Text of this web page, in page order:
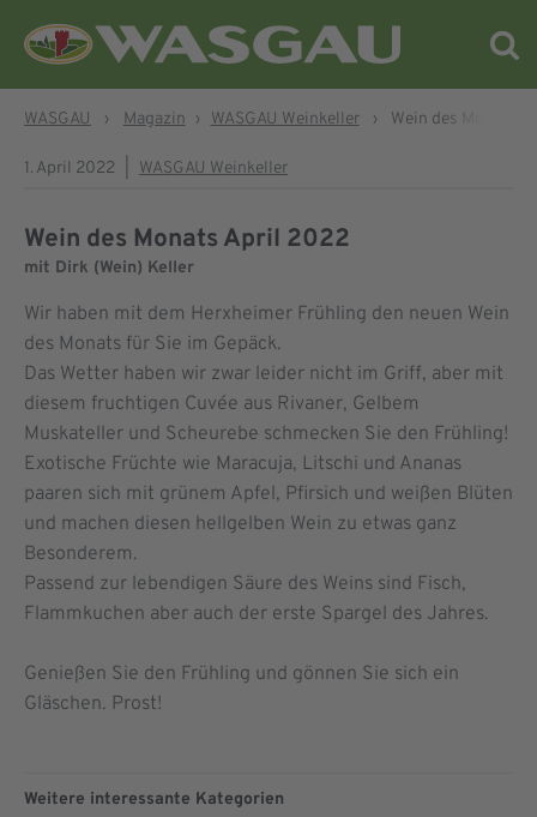
WASGAU › Magazin › WASGAU Weinkeller › Wein des Monats
1. April 2022 WASGAU Weinkeller
Wein des Monats April 2022
mit Dirk (Wein) Keller
Wir haben mit dem Herxheimer Frühling den neuen Wein
des Monats für Sie im Gepäck.
Das Wetter haben wir zwar leider nicht im Griff, aber mit
diesem fruchtigen Cuvée aus Rivaner, Gelbem
Muskateller und Scheurebe schmecken Sie den Frühling!
Exotische Früchte wie Maracuja, Litschi und Ananas
paaren sich mit grünem Apfel, Pfirsich und weißen Blüten
und machen diesen hellgelben Wein zu etwas ganz
Besonderem.
Passend zur lebendigen Säure des Weins sind Fisch,
Flammkuchen aber auch der erste Spargel des Jahres.
Genießen Sie den Frühling und gönnen Sie sich ein
Gläschen. Prost!
Weitere interessante Kategorien